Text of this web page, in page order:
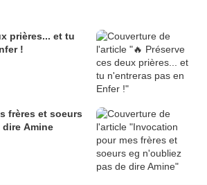
prières... et tu
!
frères et soeurs
Amine